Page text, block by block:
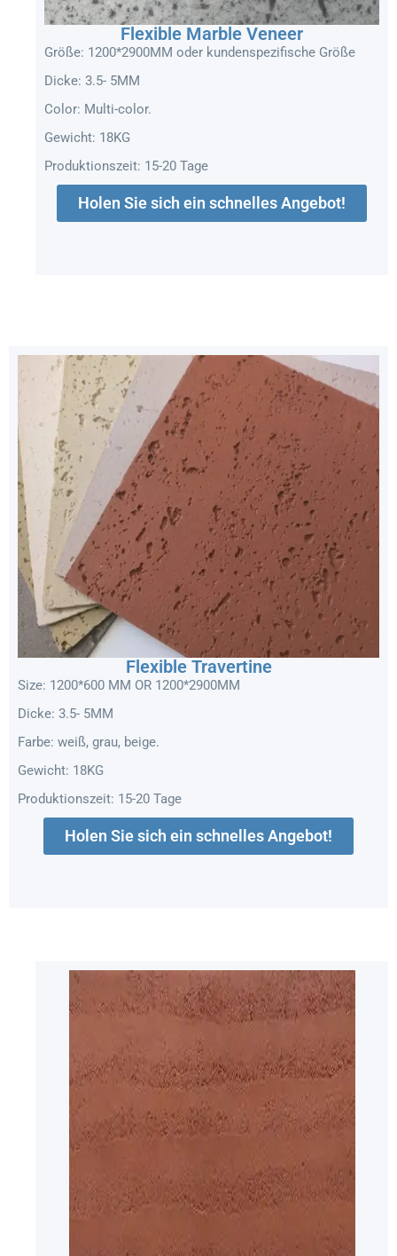
Flexible Marble Veneer
Größe: 1200*2900MM oder kundenspezifische Größe
Dicke: 3.5- 5MM
Color: Multi-color.
Gewicht: 18KG
Produktionszeit: 15-20 Tage
Holen Sie sich ein schnelles Angebot!
Flexible Travertine
Size: 1200*600 MM OR 1200*2900MM
Dicke: 3.5- 5MM
Farbe: weiß, grau, beige.
Gewicht: 18KG
Produktionszeit: 15-20 Tage
Holen Sie sich ein schnelles Angebot!